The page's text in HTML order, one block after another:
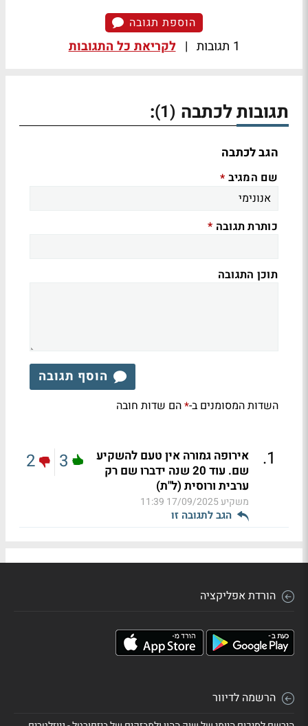
הוספת תגובה
1 תגובות | לקריאת כל התגובות
תגובות לכתבה (1)
:
הגב לכתבה
שם המגיב *
כותרת תגובה *
תוכן התגובה
הוסף תגובה
השדות המסומנים ב-*הם שדות חובה
1
.
אירופה גמורה אין טעם להשקיע
שם. עוד 20 שנה ידברו שם רק
ערבית ורוסית (ל"ת)
משקיע17/09/2025 11:39
הגב לתגובה זו
3
2
הורדת אפליקציה
הרשמה לדיוור